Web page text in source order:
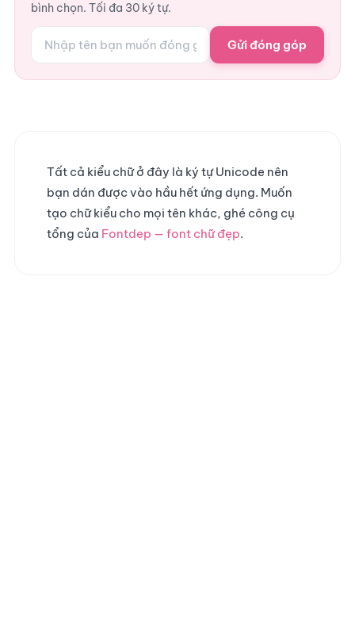
bình chọn. Tối đa 30 ký tự.
Gửi đóng góp
Tất cả kiểu chữ ở đây là ký tự Unicode nên
bạn dán được vào hầu hết ứng dụng. Muốn
tạo chữ kiểu cho mọi tên khác, ghé công cụ
tổng của Fontdep — font chữ đẹp.